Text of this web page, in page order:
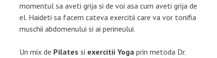
momentul sa aveti grija si de voi asa cum aveti grija de
el. Haideti sa facem cateva exercitii care va vor tonifia
muschii abdomenului si ai perineului.
Un mix de Pilates si exercitii Yoga prin metoda Dr.